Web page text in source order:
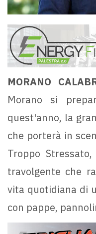
MORANO
Morano si
quest'anno, la
che porterà in
Troppo
travolgente che
vita quotidiana di
con pappe,